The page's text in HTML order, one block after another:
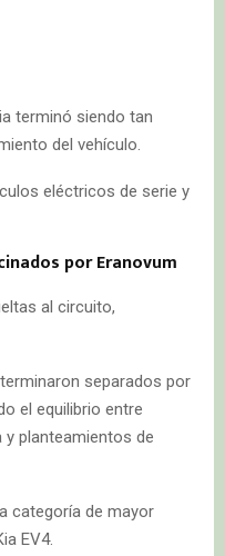
terminó siendo tan
del vehículo.
eléctricos de serie y
por Eranovum
al circuito,
separados por
el equilibrio entre
planteamientos de
categoría de mayor
EV4.